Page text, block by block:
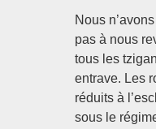
Nous
pas à nous
tous les
entrave. Les
réduits à
sous le